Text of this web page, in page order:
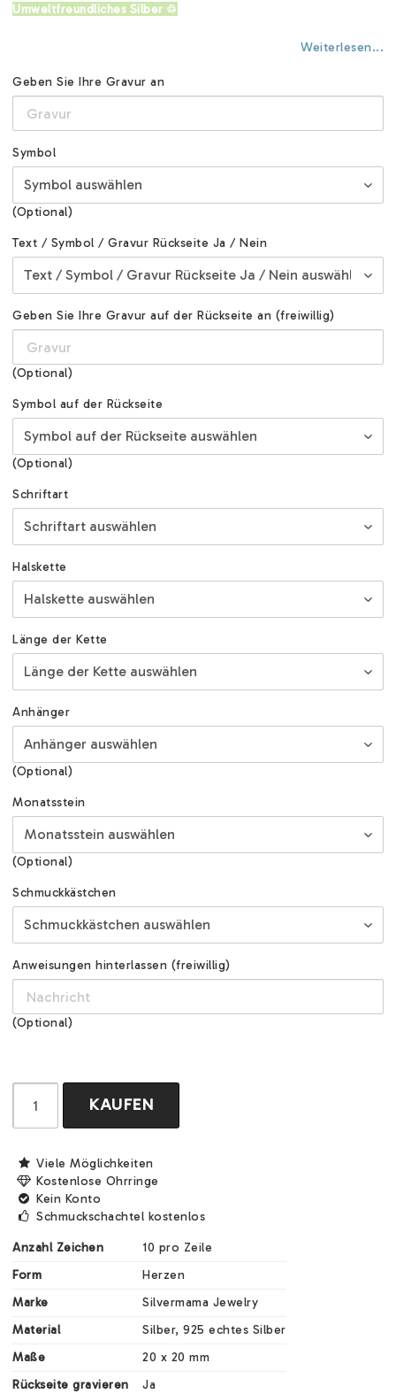
Umweltfreundliches Silber ♲
Weiterlesen...
Geben Sie Ihre Gravur an
Symbol
(Optional)
Text / Symbol / Gravur Rückseite Ja / Nein
Geben Sie Ihre Gravur auf der Rückseite an (freiwillig)
(Optional)
Symbol auf der Rückseite
(Optional)
Schriftart
Halskette
Länge der Kette
Anhänger
(Optional)
Monatsstein
(Optional)
Schmuckkästchen
Anweisungen hinterlassen (freiwillig)
(Optional)
KAUFEN
Viele Möglichkeiten
Kostenlose Ohrringe
Kein Konto
Schmuckschachtel kostenlos
Anzahl Zeichen
10 pro Zeile
Form
Herzen
Marke
Silvermama Jewelry
Material
Silber, 925 echtes Silber
Maße
20 x 20 mm
Rückseite gravieren
Ja